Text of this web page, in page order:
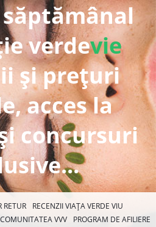
verdevie
și prețuri
acces la
concursuri
RETUR
RECENZII VIAȚA VERDE VIU
VVV
PROGRAM DE AFILIERE